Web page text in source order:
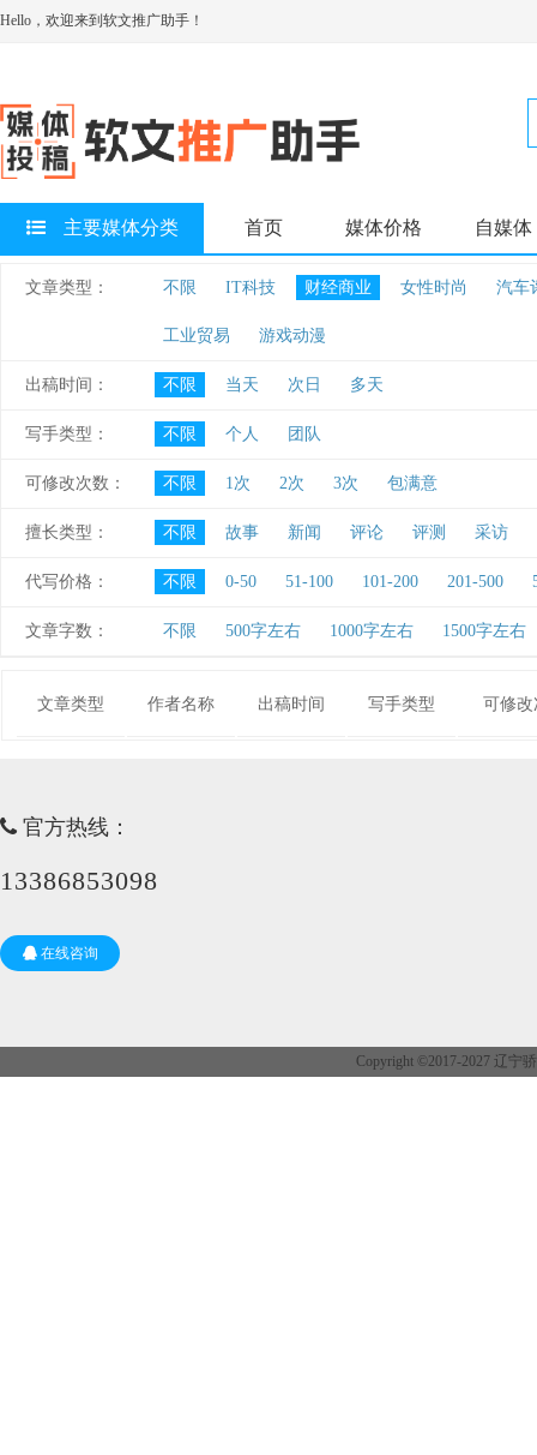
Hello，欢迎来到软文推广助手！
主要媒体分类 首页 媒体价格 自媒体
文章类型： 不限 IT科技 财经商业 女性时尚 汽车
工业贸易 游戏动漫
出稿时间： 不限 当天 次日 多天
写手类型： 不限 个人 团队
可修改次数： 不限 1次 2次 3次 包满意
擅长类型： 不限 故事 新闻 评论 评测 采访
代写价格： 不限 0-50 51-100 101-200 201-500
文章字数： 不限 500字左右 1000字左右 1500字左右
文章类型 作者名称 出稿时间 写手类型 可修改
官方热线：
13386853098
在线咨询
Copyright ©2017-2027 辽宁